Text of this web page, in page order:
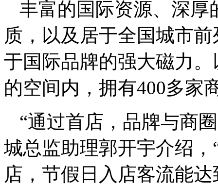
丰富的国际资源、深厚
质，以及居于全国城市
于国际品牌的强大磁力
的空间内，拥有400多家
“通过首店，品牌与商
城总监助理郭开宇介绍
店，节假日入店客流能